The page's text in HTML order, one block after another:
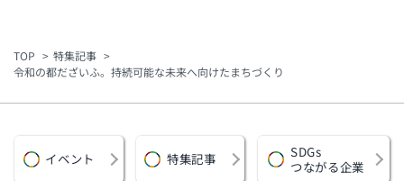
集第7弾
TOP
特集記事
令和の都だざいふ。持続可能な未来へ向けたまちづくり
イベント 特集記事
SDGs
つながる企業